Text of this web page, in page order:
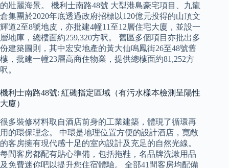
的壯麗海景。 機利士南路48號 大型港島豪宅項目、九龍
倉集團於2020年底透過政府招標以120億元投得的山頂文
輝道2至8號地皮，亦批建4幢11至12層住宅大廈，並設一
層地庫，總樓面約259,320方呎。 舊區多個項目亦批出多
份建築圖則，其中宏安地產的黃大仙鳴鳳街26至48號舊
樓，批建一幢23層高商住物業，提供總樓面約81,252方
呎。
機利士南路48號: 紅磡指定區域（有污水樣本檢測呈陽性
大廈）
很多裝修材料取自酒店前身的工業建築，體現了循環再
用的環保理念。 中環是地理位置方便的設計酒店，寬敞
的客房擁有現代感十足的室內設計及充足的自然光線。
每間客房都配有貼心準備，包括拖鞋，名品牌洗漱用品
及免費迷你吧以提升您住宿體驗。 全部41間客房均配備